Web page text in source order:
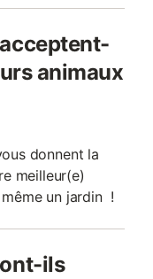
animaux
donnent la
meilleur(e)
un jardin !
ils